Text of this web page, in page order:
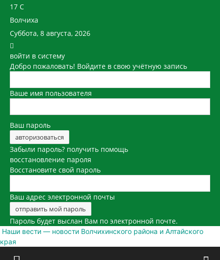
17 C
Волчиха
Суббота, 8 августа, 2026
войти в систему
Добро пожаловать! Войдите в свою учётную запись
Ваше имя пользователя
Ваш пароль
Забыли пароль? получить помощь
восстановление пароля
Восстановите свой пароль
Ваш адрес электронной почты
Пароль будет выслан Вам по электронной почте.
Наши вести — новости Волчихинского района и Алтайского
края